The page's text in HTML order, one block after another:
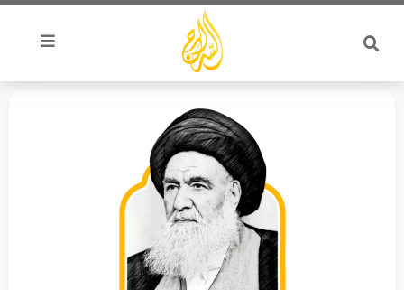
تخطي
المحتوى